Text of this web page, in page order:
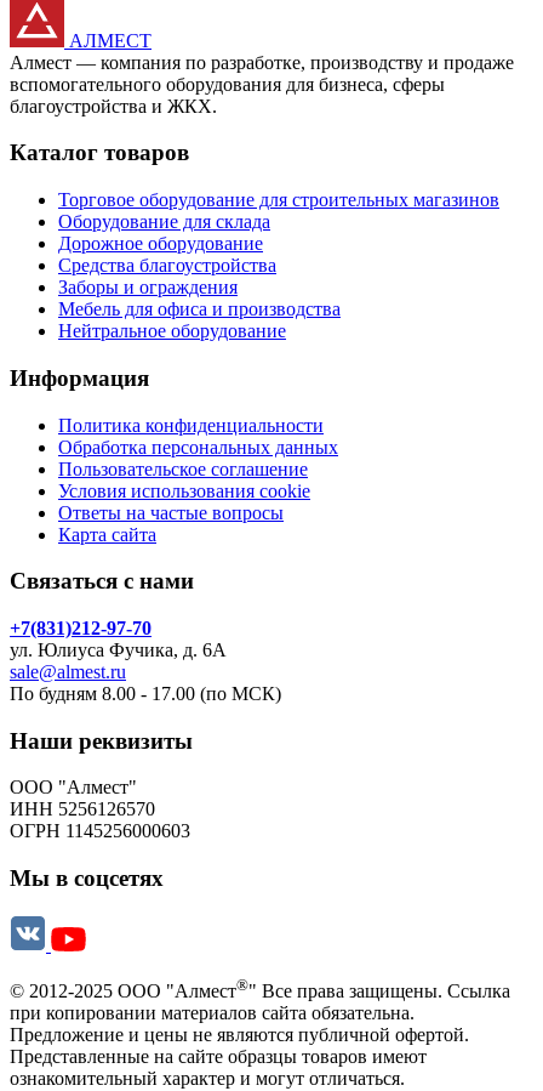
АЛМЕСТ
Алмест — компания по разработке, производству и продаже
вспомогательного оборудования для бизнеса, сферы
благоустройства и ЖКХ.
Каталог товаров
Торговое оборудование для строительных магазинов
Оборудование для склада
Дорожное оборудование
Средства благоустройства
Заборы и ограждения
Мебель для офиса и производства
Нейтральное оборудование
Информация
Политика конфиденциальности
Обработка персональных данных
Пользовательское соглашение
Условия использования cookie
Ответы на частые вопросы
Карта сайта
Связаться с нами
+7(831)212-97-70
ул. Юлиуса Фучика, д. 6А
sale@almest.ru
По будням 8.00 - 17.00 (по МСК)
Наши реквизиты
ООО "Алмест"
ИНН 5256126570
ОГРН 1145256000603
Мы в соцсетях
© 2012-2025 ООО "Алмест®" Все права защищены. Ссылка
при копировании материалов сайта обязательна.
Предложение и цены не являются публичной офертой.
Представленные на сайте образцы товаров имеют
ознакомительный характер и могут отличаться.